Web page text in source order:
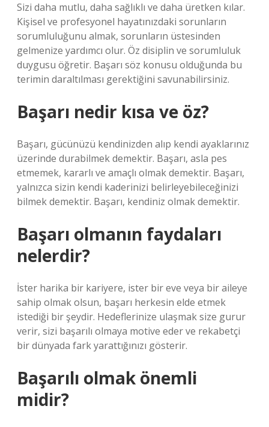
Sizi daha mutlu, daha sağlıklı ve daha üretken kılar.
Kişisel ve profesyonel hayatınızdaki sorunların
sorumluluğunu almak, sorunların üstesinden
gelmenize yardımcı olur. Öz disiplin ve sorumluluk
duygusu öğretir. Başarı söz konusu olduğunda bu
terimin daraltılması gerektiğini savunabilirsiniz.
Başarı nedir kısa ve öz?
Başarı, gücünüzü kendinizden alıp kendi ayaklarınız
üzerinde durabilmek demektir. Başarı, asla pes
etmemek, kararlı ve amaçlı olmak demektir. Başarı,
yalnızca sizin kendi kaderinizi belirleyebileceğinizi
bilmek demektir. Başarı, kendiniz olmak demektir.
Başarı olmanın faydaları
nelerdir?
İster harika bir kariyere, ister bir eve veya bir aileye
sahip olmak olsun, başarı herkesin elde etmek
istediği bir şeydir. Hedeflerinize ulaşmak size gurur
verir, sizi başarılı olmaya motive eder ve rekabetçi
bir dünyada fark yarattığınızı gösterir.
Başarılı olmak önemli
midir?